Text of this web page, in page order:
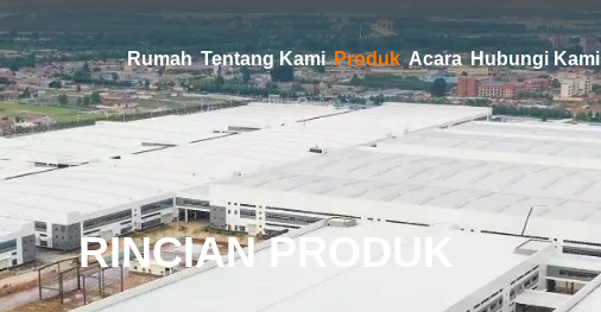
Rumah Tentang Kami Produk Acara Hubungi Kami
RINCIAN PRODUK